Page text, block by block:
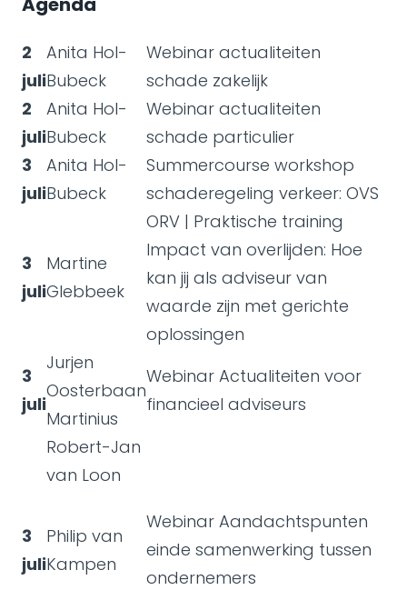
2
juli
Anita Hol-
Bubeck
Webinar actualiteiten
schade zakelijk
2
juli
Anita Hol-
Bubeck
Webinar actualiteiten
schade particulier
3
juli
Anita Hol-
Bubeck
Summercourse workshop
schaderegeling verkeer: OVS
3
juli
Martine
Glebbeek
ORV | Praktische training
Impact van overlijden: Hoe
kan jij als adviseur van
waarde zijn met gerichte
oplossingen
3
juli
Jurjen
Oosterbaan
Martinius
Webinar Actualiteiten voor
financieel adviseurs
3
juli
Robert-Jan
van Loon
Philip van
Kampen
Webinar Aandachtspunten
einde samenwerking tussen
ondernemers